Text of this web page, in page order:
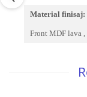
Material finisaj:
Front MDF lava ,